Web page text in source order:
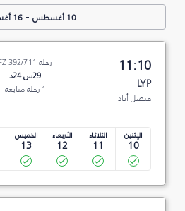
10 أغسطس -16 أغسطس
11:10
LYP
فيصل أباد
رحلة FZ 392/711
29س 24د
1 رحلة متابعة
الإثنين
10
الثلاثاء
11
الأربعاء
12
الخميس
13